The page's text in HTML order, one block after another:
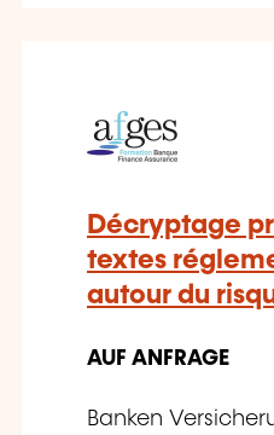
Décryptage
textes
autour du
AUF ANFRAGE
Banken